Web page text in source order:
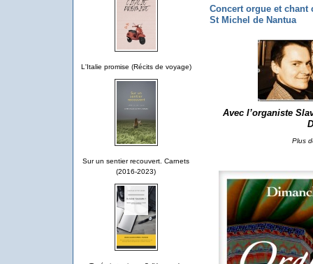
L'Italie promise (Récits de voyage)
Sur un sentier recouvert. Carnets
(2016-2023)
Concert orgue et chant
St Michel de Nantua
Avecl’organiste
Plus